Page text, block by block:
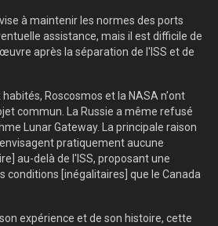
à maintenir les normes des ports
assistance, mais il est difficile de
après la séparation de l'ISS et de
Roscosmos et la NASA n'ont
commun. La Russie a même refusé
Lunar Gateway. La principale raison
pratiquement aucune
au-delà de l'ISS, proposant une
conditions [inégalitaires] que le Canada
expérience et de son histoire, cette